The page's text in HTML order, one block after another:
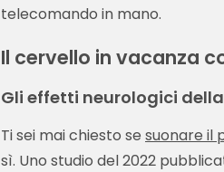
telecomando in mano.
Il cervello in vacanza
Gli effetti neurologici della
Ti sei mai chiesto se suonare il
sì. Uno studio del 2022